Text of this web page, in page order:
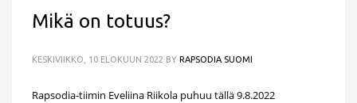
Mikä on totuus?
KESKIVIIKKO, 10 ELOKUUN 2022 BY RAPSODIA SUOMI
Rapsodia-tiimin Eveliina Riikola puhuu tällä 9.8.2022